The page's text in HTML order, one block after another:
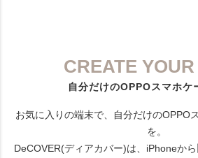
CREATE
自分だけのOPPOスマホケ
お気に入りの端末で、自分だけのOPPO
を。
DeCOVER(ディアカバー)は、iPhoneか